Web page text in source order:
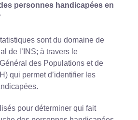
personnes handicapées en
sont du domaine de
de l’INS; à travers le
des Populations et de
qui permet d’identifier les
pour déterminer qui fait